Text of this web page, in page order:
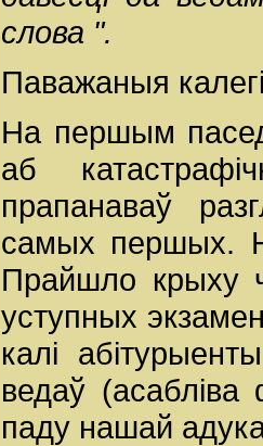
слова ".
Паважаныя
На першым
аб
прапанаваў
самых першых.
Прайшло крыху
уступных
калі
ведаў (асабліва
паду нашай